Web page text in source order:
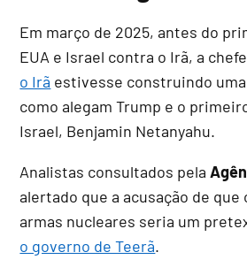
Em março de 2025, antes do
EUA e Israel contra o Irã, a
o Irã estivesse construindo
como alegam Trump e o
Israel, Benjamin Netanyahu.
Analistas consultados pela
alertado que a acusação de que
armas nucleares seria um
o governo de Teerã.